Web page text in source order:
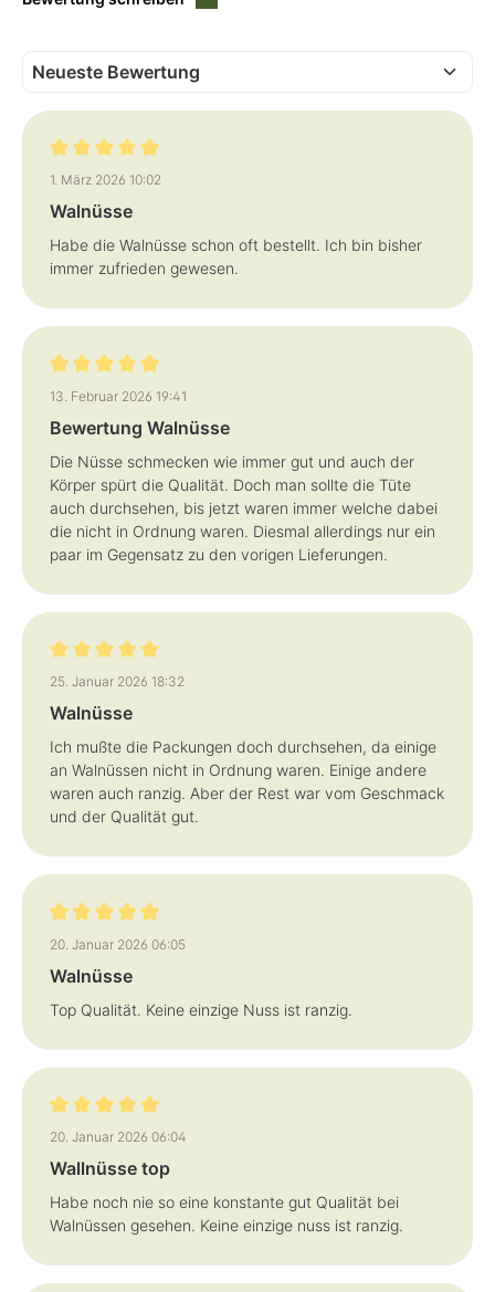
e
i
3
Bewertung mit 5 von 5 Sternen
1. März 2026 10:02
Walnüsse
Habe die Walnüsse schon oft bestellt. Ich bin bisher
immer zufrieden gewesen.
Bewertung mit 5 von 5 Sternen
13. Februar 2026 19:41
Bewertung Walnüsse
Die Nüsse schmecken wie immer gut und auch der
Körper spürt die Qualität. Doch man sollte die Tüte
auch durchsehen, bis jetzt waren immer welche dabei
die nicht in Ordnung waren. Diesmal allerdings nur ein
paar im Gegensatz zu den vorigen Lieferungen.
Bewertung mit 5 von 5 Sternen
25. Januar 2026 18:32
Walnüsse
Ich mußte die Packungen doch durchsehen, da einige
an Walnüssen nicht in Ordnung waren. Einige andere
waren auch ranzig. Aber der Rest war vom Geschmack
und der Qualität gut.
Bewertung mit 5 von 5 Sternen
20. Januar 2026 06:05
Walnüsse
Top Qualität. Keine einzige Nuss ist ranzig.
Bewertung mit 5 von 5 Sternen
20. Januar 2026 06:04
Wallnüsse top
Habe noch nie so eine konstante gut Qualität bei
Walnüssen gesehen. Keine einzige nuss ist ranzig.